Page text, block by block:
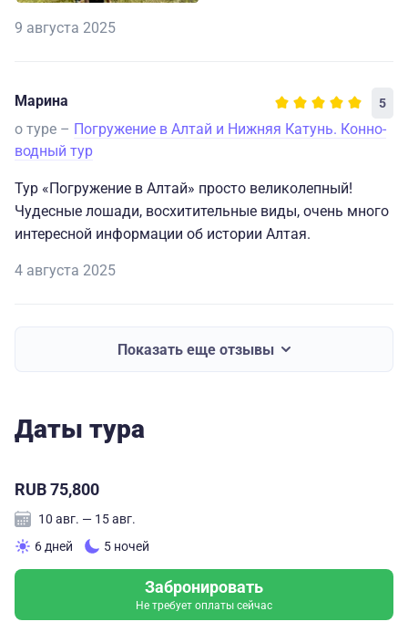
9 августа 2025
Марина 5
о туре – Погружение в Алтай и Нижняя Катунь. Конно-
водный тур
Тур «Погружение в Алтай» просто великолепный!
Чудесные лошади, восхитительные виды, очень много
интересной информации об истории Алтая.
4 августа 2025
Показать еще отзывы
Даты тура
RUB 75,800
10 авг. — 15 авг.
6 дней
5 ночей
Забронировать
Не требует оплаты сейчас